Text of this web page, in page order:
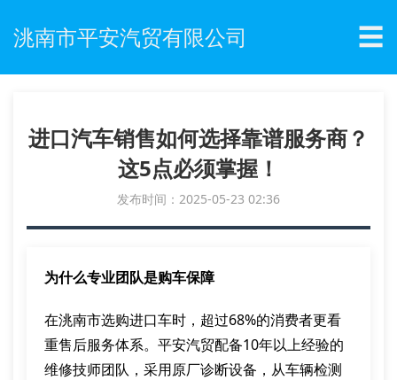
洮南市平安汽贸有限公司 ☰
进口汽车销售如何选择靠谱服务商？
这5点必须掌握！
发布时间：2025-05-23 02:36
为什么专业团队是购车保障
在洮南市选购进口车时，超过68%的消费者更看
重售后服务体系。平安汽贸配备10年以上经验的
维修技师团队，采用原厂诊断设备，从车辆检测